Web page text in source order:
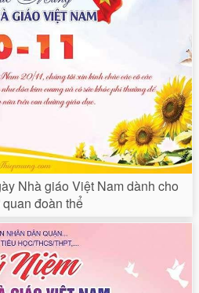
Nhà giáo Việt Nam dành cho
đoàn thể